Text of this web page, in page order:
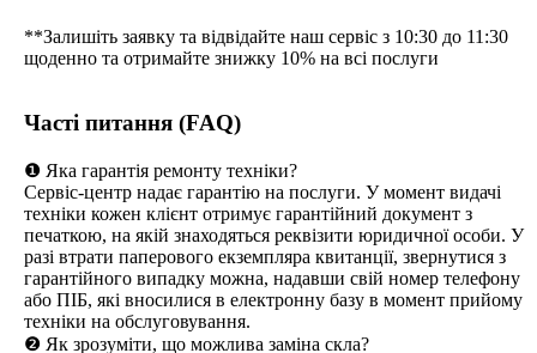
**Залишіть заявку та відвідайте наш сервіс з 10:30 до 11:30
щоденно та отримайте знижку 10% на всі послуги
Часті питання (FAQ)
❶ Яка гарантія ремонту техніки?
Сервіс-центр надає гарантію на послуги. У момент видачі
техніки кожен клієнт отримує гарантійний документ з
печаткою, на якій знаходяться реквізити юридичної особи. У
разі втрати паперового екземпляра квитанції, звернутися з
гарантійного випадку можна, надавши свій номер телефону
або ПІБ, які вносилися в електронну базу в момент прийому
техніки на обслуговування.
❷ Як зрозуміти, що можлива заміна скла?